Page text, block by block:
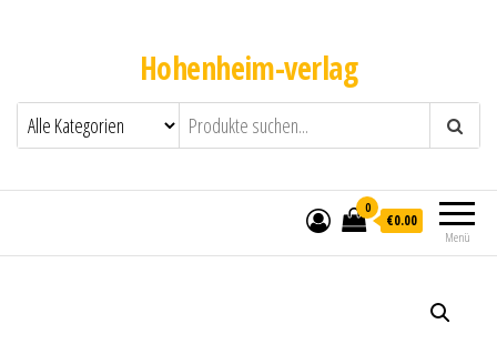
Hohenheim-verlag
Menü
0
€0.00